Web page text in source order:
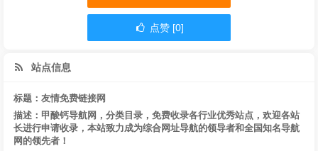
点赞 [0]
站点信息
标题：友情免费链接网
描述：甲酸钙导航网，分类目录，免费收录各行业优秀站点，欢迎各站
长进行申请收录，本站致力成为综合网址导航的领导者和全国知名导航
网的领先者！